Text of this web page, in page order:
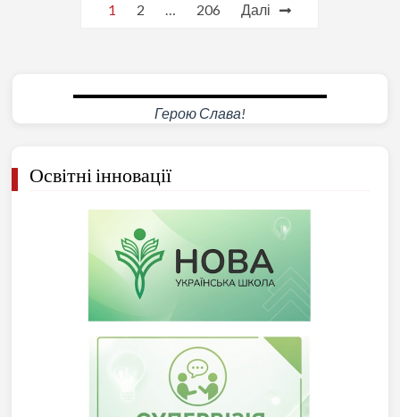
1 2 … 206 Далі
Анатолій НАЗАРЕНКО
Герою Слава!
Освітні інновації